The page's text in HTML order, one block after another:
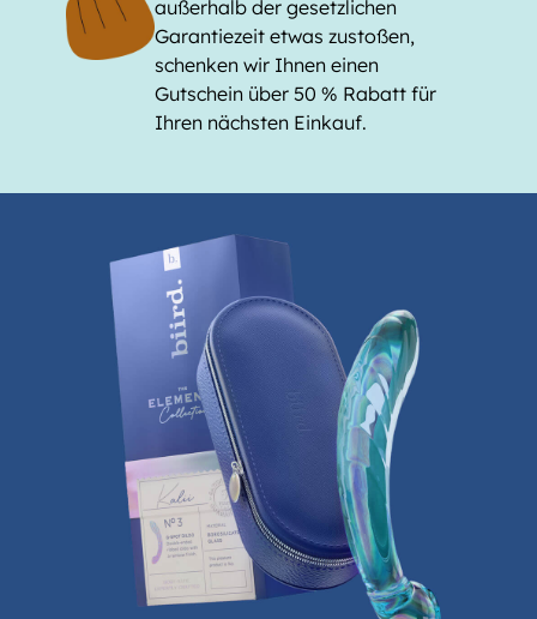
außerhalb der gesetzlichen
Garantiezeit etwas zustoßen,
schenken wir Ihnen einen
Gutschein über 50 % Rabatt für
Ihren nächsten Einkauf.